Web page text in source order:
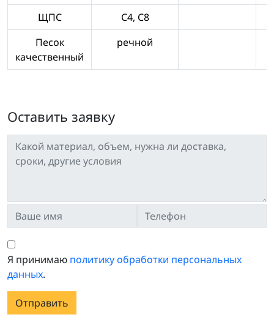
ЩПС
С4, С8
Песок
качественный
речной
Оставить заявку
Я принимаю политику обработки персональных
данных.
Отправить